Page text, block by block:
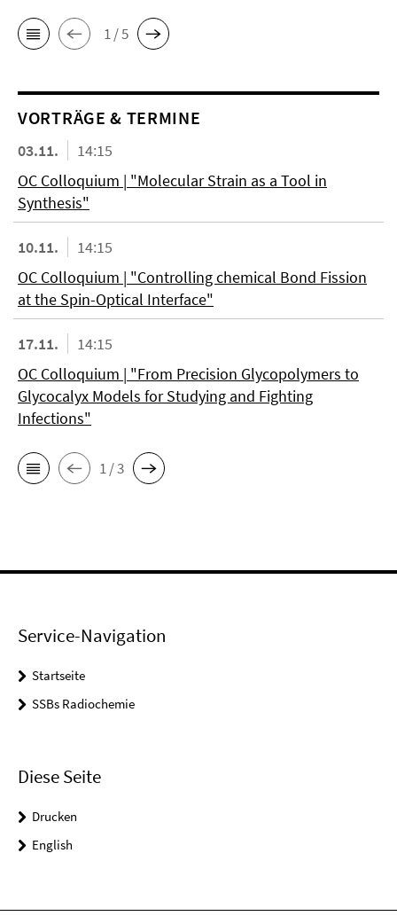
1 / 5
VORTRÄGE & TERMINE
03.11.
14:15
OC Colloquium | "Molecular Strain as a Tool in
Synthesis"
10.11.
14:15
OC Colloquium | "Controlling chemical Bond Fission
at the Spin-Optical Interface"
17.11.
14:15
OC Colloquium | "From Precision Glycopolymers to
Glycocalyx Models for Studying and Fighting
Infections"
1 / 3
Service-Navigation
Startseite
SSBs Radiochemie
Diese Seite
Drucken
English